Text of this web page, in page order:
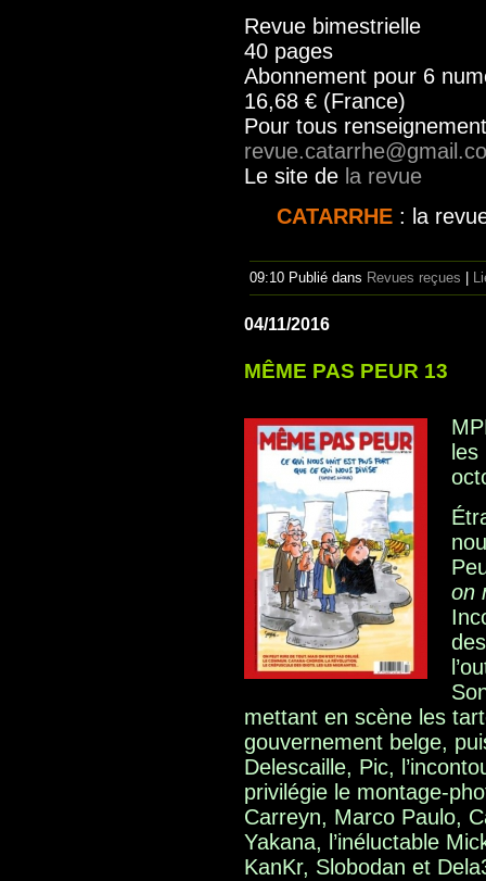
Revue bimestrielle
40 pages
Abonnement pour 6
16,68 € (France)
Pour tous
Le site de la revue
CATARRHE: la
09:10 Publié dans Revues reçues
04/11/2016
MÊME PAS PEUR 13
on
mettant en scène les
gouvernement belge,
Delescaille, Pic,
privilégie le montage-
Carreyn, Marco Paulo,
Yakana, l’inéluctable
KanKr, Slobodan et